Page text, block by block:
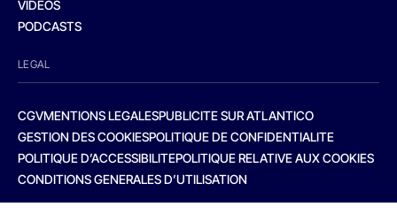
VIDEOS
PODCASTS
LEGAL
CGVMENTIONS LEGALESPUBLICITE SUR ATLANTICO
GESTION DES COOKIESPOLITIQUE DE CONFIDENTIALITE
POLITIQUE D’ACCESSIBILITEPOLITIQUE RELATIVE AUX COOKIES
CONDITIONS GENERALES D’UTILISATION